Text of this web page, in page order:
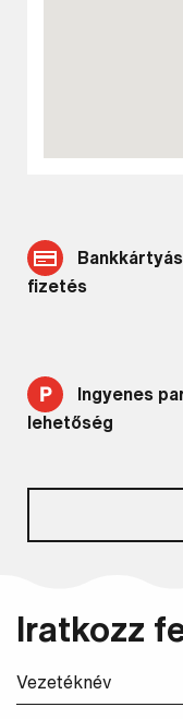
Bankkártyás
fizetés
Ingyenes
lehetőség
Iratkozz